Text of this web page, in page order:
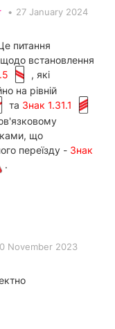
• 27 January 2024
питання
встановлення
, які
на рівній
та Знак 1.31.1
що
переїзду - Знак
.
November 2023